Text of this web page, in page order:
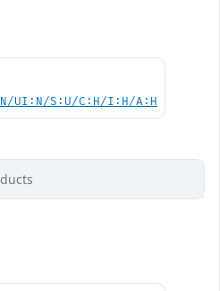
UI:N/S:U/C:H/I:H/A:H